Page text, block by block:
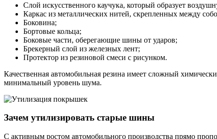
Слой искусственного каучука, который образует
Каркас из металлических нитей, скрепленных между
Боковина;
Бортовые кольца;
Боковые части, оберегающие шины от ударов;
Брекерный слой из железных лент;
Протектор из резиновой смеси с рисунком.
Качественная автомобильная резина имеет сложный
минимальный уровень шума.
Зачем утилизировать старые шины
С активным ростом автомобильного производства прямо